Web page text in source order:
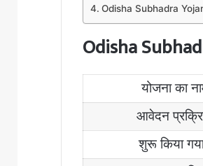
Odisha Subhadra
Odisha
योजना का
आवेदन
शुरू किया